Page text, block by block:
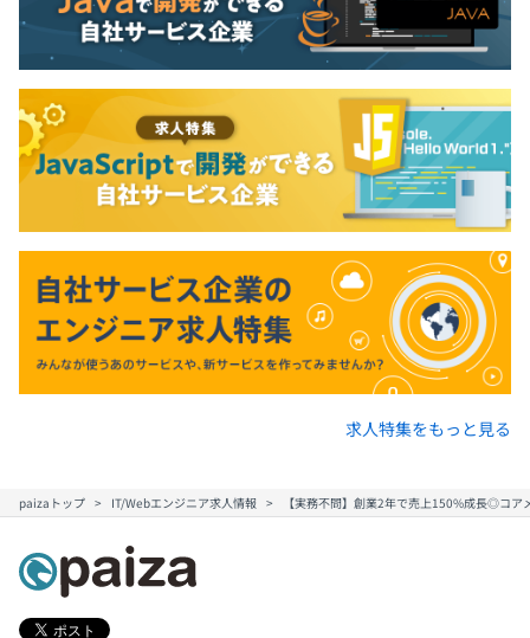
求人特集をもっと見る
paizaトップ IT/Webエンジニア求人情報 【実務不問】創業2年で売上150%成長◎コ